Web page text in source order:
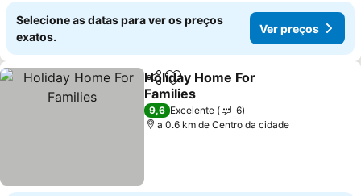
Selecione as datas para ver os preços
exatos.
Ver preços
PartilharAdicionar aos favoritos
Holiday Home For
Families
9,6 Excelente
6
a 0.6 km de Centro da cidade